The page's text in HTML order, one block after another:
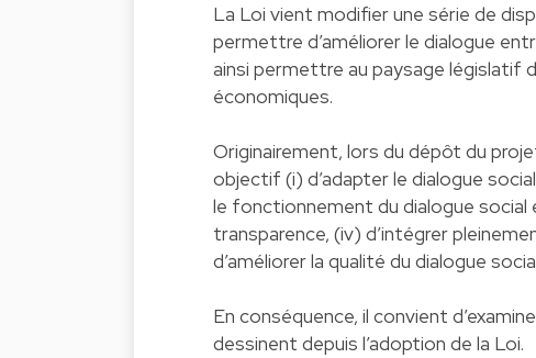
La Loi vient modifier une série de
permettre d’améliorer le dialogue
ainsi permettre au paysage législatif
économiques.
Originairement, lors du dépôt du
objectif (i) d’adapter le dialogue
le fonctionnement du dialogue
transparence, (iv) d’intégrer
d’améliorer la qualité du dialogue
En conséquence, il convient
dessinent depuis l’adoption de la Loi.